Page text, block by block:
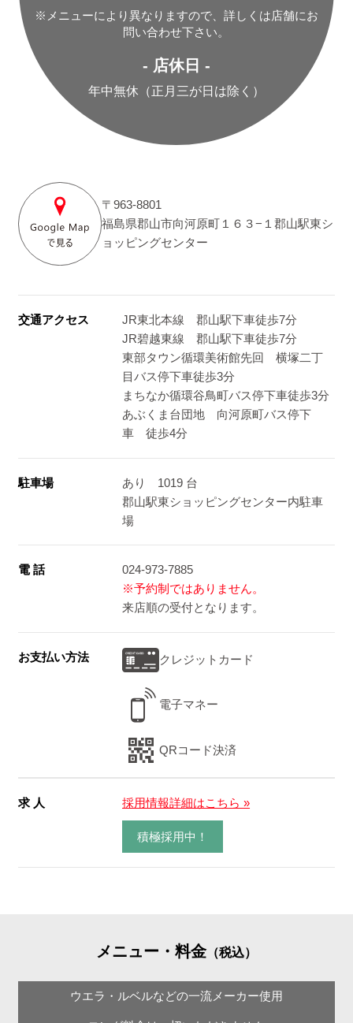
※メニューにより異なりますので、詳しくは店舗にお
問い合わせ下さい。
- 店休日 -
年中無休（正月三が日は除く）
〒963-8801
福島県郡山市向河原町１６３−１郡山駅東シ
ョッピングセンター
交通アクセス
JR東北本線 郡山駅下車徒歩7分
JR碧越東線 郡山駅下車徒歩7分
東部タウン循環美術館先回 横塚二丁
目バス停下車徒歩3分
まちなか循環谷鳥町バス停下車徒歩3分
あぶくま台団地 向河原町バス停下
車 徒歩4分
駐車場
あり 1019 台
郡山駅東ショッピングセンター内駐車
場
電 話
024-973-7885
※予約制ではありません。
来店順の受付となります。
お支払い方法 クレジットカード
電子マネー
QRコード決済
求 人 採用情報詳細はこちら »
積極採用中！
メニュー・料金（税込）
ウエラ・ルベルなどの一流メーカー使用